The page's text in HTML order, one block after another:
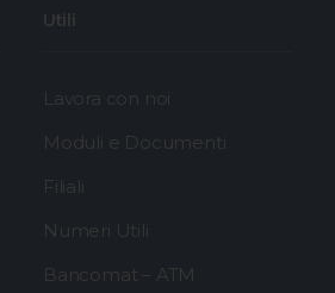
Utili
Lavora con noi
Moduli e Documenti
Filiali
Numeri Utili
Bancomat – ATM